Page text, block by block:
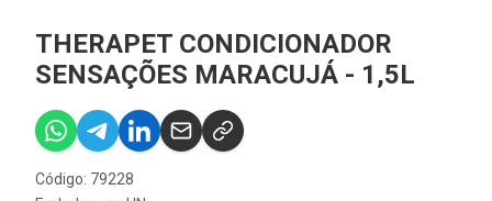
THERAPET CONDICIONADOR
SENSAÇÕES MARACUJÁ - 1,5L
Código: 79228